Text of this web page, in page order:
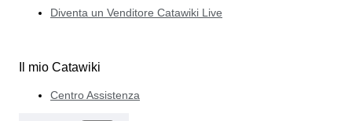
Diventa un Venditore Catawiki Live
Il mio Catawiki
Centro Assistenza